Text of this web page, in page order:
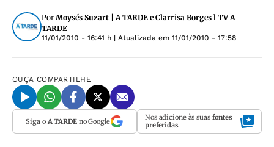
Por Moysés Suzart | A TARDE e Clarrisa Borges l TV A
TARDE
11/01/2010 - 16:41 h | Atualizada em 11/01/2010 - 17:58
OUÇA COMPARTILHE
Siga o A TARDEno Google Nos adicione às suas fontes
preferidas